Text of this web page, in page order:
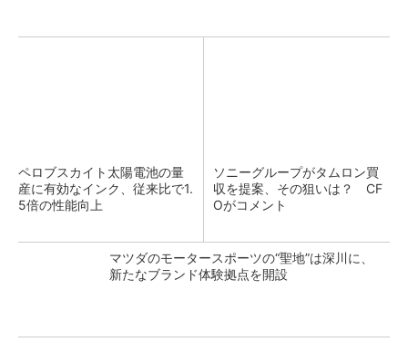
ペロブスカイト太陽電池の量
産に有効なインク、従来比で1.
5倍の性能向上
ソニーグループがタムロン買
収を提案、その狙いは？ CF
Oがコメント
マツダのモータースポーツの“聖地”は深川に、
新たなブランド体験拠点を開設